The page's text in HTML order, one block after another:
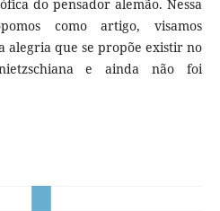
do pensador alemão. Nessa
como artigo, visamos
alegria que se propõe existir no
e ainda não foi